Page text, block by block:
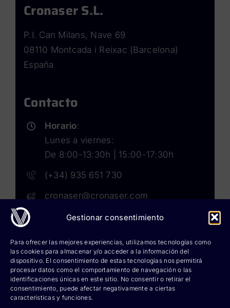
Gestionar consentimiento
Para ofrecer las mejores experiencias, utilizamos tecnologías como
las cookies para almacenar y/o acceder a la información del
dispositivo. El consentimiento de estas tecnologías nos permitirá
procesar datos como el comportamiento de navegación o las
identificaciones únicas en este sitio. No consentir o retirar el
consentimiento, puede afectar negativamente a ciertas
características y funciones.
Cronaser S.L.
P.I. Can Milans, Nave 69
08110 Montcada i Reixac (Barcelona)
España
Contacto
Horario:
Lunes a viernes:
De 8:00-13:30h | 15:00-17:30h
(+34) 935 651 730
cronaser@cronaser.com
Corium lubricants
Corium chemicals
Corium sprays